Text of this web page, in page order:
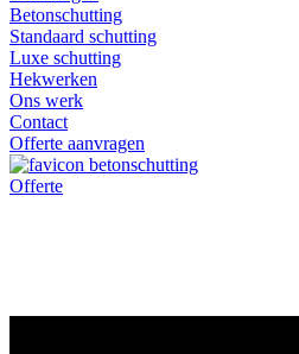
Betonschutting
Standaard schutting
Luxe schutting
Hekwerken
Ons werk
Contact
Offerte aanvragen
Offerte